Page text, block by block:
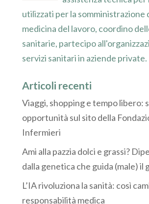
utilizzati per la somministrazione
medicina del lavoro, coordino
sanitarie, partecipo
servizi sanitari in aziende private.
Articoli recenti
Viaggi, shopping e tempo libero:
opportunità sul sito della
Infermieri
Ami alla pazzia dolci e grassi?
dalla genetica che guida (male) il
L’IA rivoluziona la sanità: così
responsabilità medica